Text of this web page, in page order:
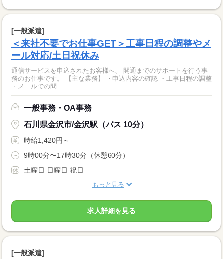
[一般派遣]
＜来社不要でお仕事GET＞工事日程の調整やメ
ール対応/土日祝休み
通信サービスを申込されたお客様へ、 開通までのサポートを行う事
務のお仕事です。 【主な業務】 ・申込内容の確認 ・工事日程の調整
・メールでの問...
一般事務・OA事務
石川県金沢市/金沢駅（バス 10分）
時給1,420円～
9時00分〜17時30分（休憩60分）
土曜日 日曜日 祝日
もっと見る
求人詳細を見る
[一般派遣]